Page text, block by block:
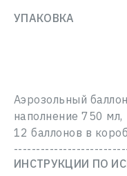
УПАКОВКА
Аэрозольный
наполнение 750 мл,
12 баллонов в
ИНСТРУКЦИИ ПО
СПАСИБО!
Наш менеджер